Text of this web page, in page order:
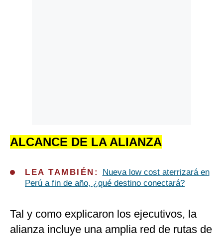
ALCANCE DE LA ALIANZA
LEA TAMBIÉN:
Nueva low cost aterrizará en
Perú a fin de año, ¿qué destino conectará?
Tal y como explicaron los ejecutivos, la
alianza incluye una amplia red de rutas de